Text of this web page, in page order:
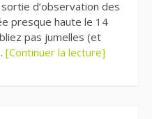
d’observation des
presque haute le 14
pas jumelles (et
[Continuer la lecture]